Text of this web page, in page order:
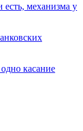
механизма у
касание